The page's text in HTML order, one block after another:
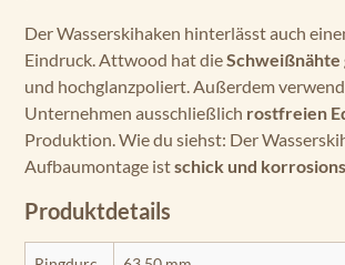
Der Wasserskihaken hinterlässt auch
Eindruck. Attwood hat die
und hochglanzpoliert. Außerdem
Unternehmen ausschließlich rostfreien
Produktion. Wie du siehst: Der
Aufbaumontage istschick und
Produktdetails